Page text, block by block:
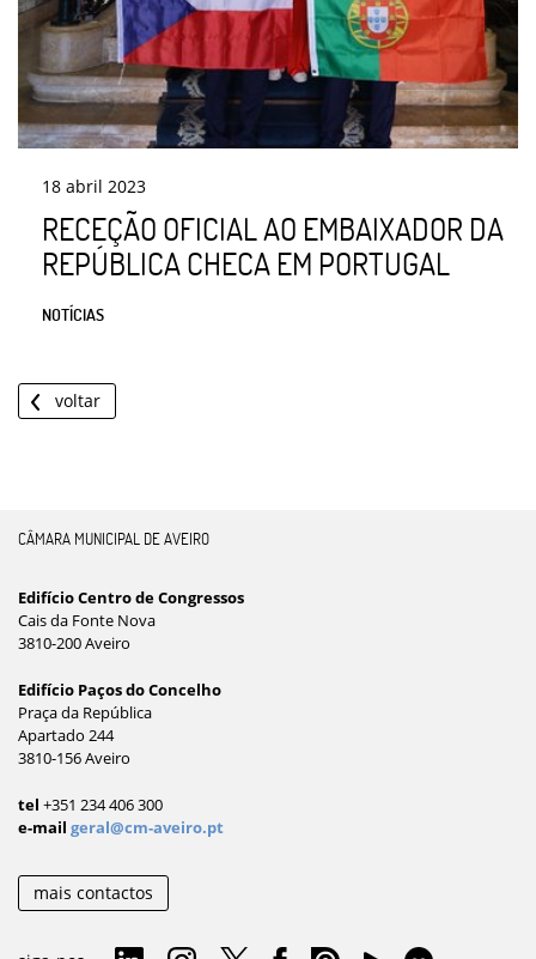
18 abril 2023
RECEÇÃO OFICIAL AO EMBAIXADOR DA
REPÚBLICA CHECA EM PORTUGAL
NOTÍCIAS
voltar
CÂMARA MUNICIPAL DE AVEIRO
Edifício Centro de Congressos
Cais da Fonte Nova
3810-200 Aveiro
Edifício Paços do Concelho
Praça da República
Apartado 244
3810-156 Aveiro
tel +351 234 406 300
e-mail geral@cm-aveiro.pt
mais contactos